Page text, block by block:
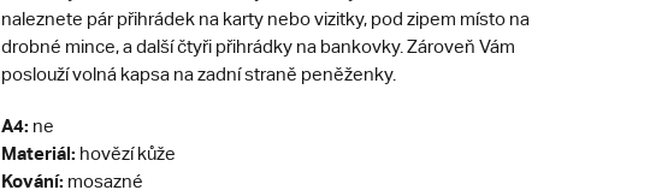
naleznete pár přihrádek na karty nebo vizitky, pod zipem místo na
drobné mince, a další čtyři přihrádky na bankovky. Zároveň Vám
poslouží volná kapsa na zadní straně peněženky.
A4: ne
Materiál: hovězí kůže
Kování: mosazné